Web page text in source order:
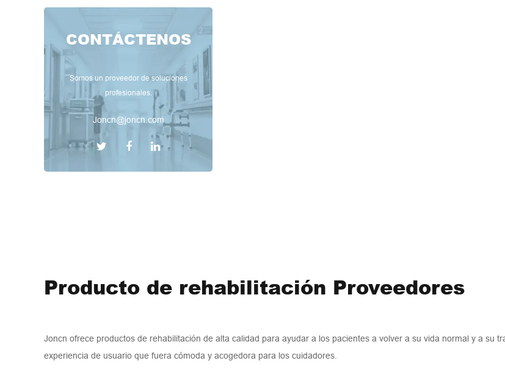
CONTÁCTENOS
Somos un proveedor de soluciones
profesionales.
Joncn@joncn.com
Producto de rehabilitación Proveedores
Joncn ofrece productos de rehabilitación de alta calidad para ayudar a los pacientes a volver a su vida normal y a su
experiencia de usuario que fuera cómoda y acogedora para los cuidadores.